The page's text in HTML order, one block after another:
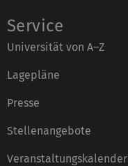
Service
Universität von A–Z
Lagepläne
Presse
Stellenangebote
Veranstaltungskalender